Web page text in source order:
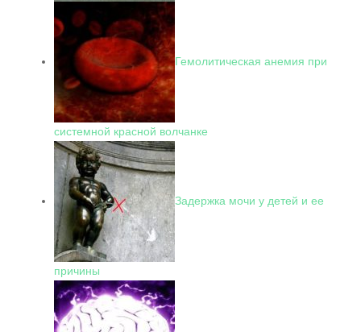
Гемолитическая анемия при
системной красной волчанке
Задержка мочи у детей и ее
причины